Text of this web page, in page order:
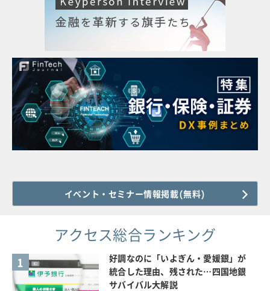
イベント・セミナー情報掲載(無料)
アクセス総合ランキング
1
好調なのに「いよぎん・愛媛銀」が
統合した理由、残された…四国地銀
サバイバル大解説